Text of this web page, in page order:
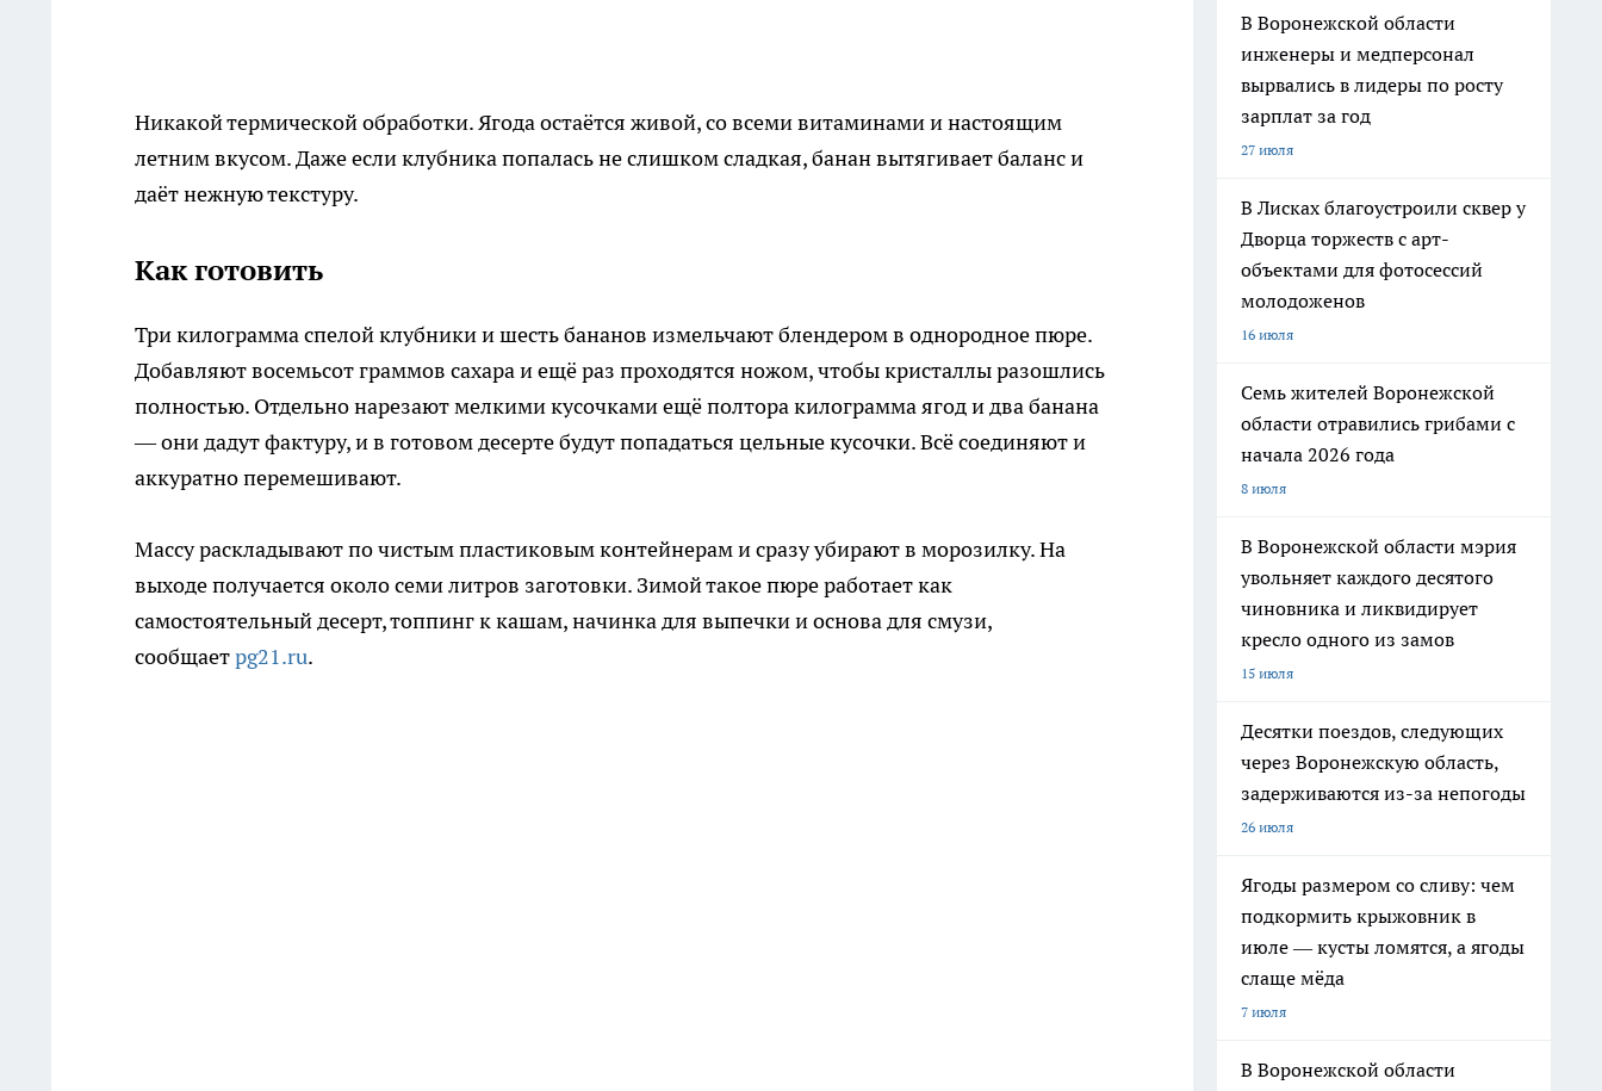
Никакой термической обработки. Ягода остаётся живой, со всеми витаминами и настоящим
летним вкусом. Даже если клубника попалась не слишком сладкая, банан вытягивает баланс и
даёт нежную текстуру.
Как готовить
Три килограмма спелой клубники и шесть бананов измельчают блендером в однородное пюре.
Добавляют восемьсот граммов сахара и ещё раз проходятся ножом, чтобы кристаллы разошлись
полностью. Отдельно нарезают мелкими кусочками ещё полтора килограмма ягод и два банана
— они дадут фактуру, и в готовом десерте будут попадаться цельные кусочки. Всё соединяют и
аккуратно перемешивают.
Массу раскладывают по чистым пластиковым контейнерам и сразу убирают в морозилку. На
выходе получается около семи литров заготовки. Зимой такое пюре работает как
самостоятельный десерт, топпинг к кашам, начинка для выпечки и основа для смузи,
сообщаетpg21.ru.
В Воронежской области
инженеры и медперсонал
вырвались в лидеры по росту
зарплат за год
27 июля
В Лисках благоустроили сквер у
Дворца торжеств с арт-
объектами для фотосессий
молодоженов
16 июля
Семь жителей Воронежской
области отравились грибами с
начала 2026 года
8 июля
В Воронежской области мэрия
увольняет каждого десятого
чиновника и ликвидирует
кресло одного из замов
15 июля
Десятки поездов, следующих
через Воронежскую область,
задерживаются из-за непогоды
26 июля
Ягоды размером со сливу: чем
подкормить крыжовник в
июле — кусты ломятся, а ягоды
слаще мёда
7 июля
В Воронежской области